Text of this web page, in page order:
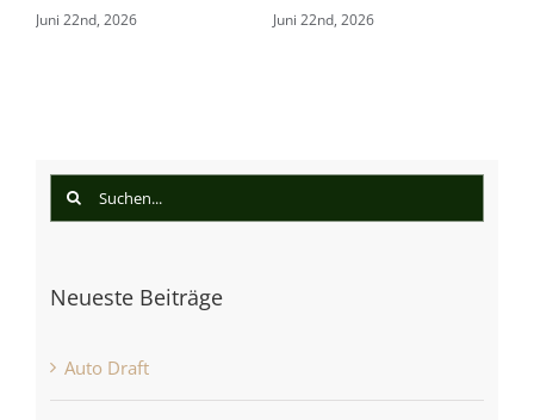
Juni 22nd, 2026 Juni 22nd, 2026
Suche
Neueste Beiträge
Auto Draft